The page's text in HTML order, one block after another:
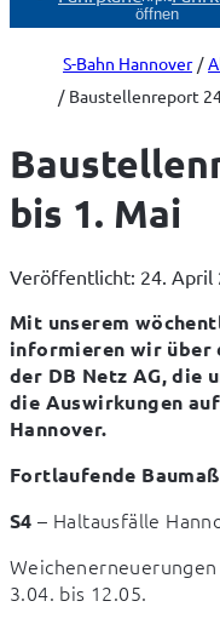
öffnen
S-Bahn Hannover
Baustellenreport
bis 1. Mai
Veröffentlicht: 24. April
Mit unserem
informieren wir über
der DB Netz AG, die
die Auswirkungen
Hannover.
Fortlaufende
S4 – Haltausfälle
3.04. bis 12.05.